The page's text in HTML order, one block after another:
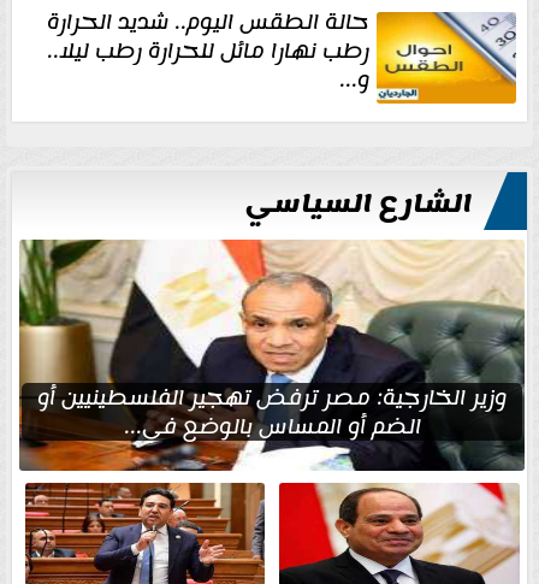
حالة الطقس اليوم.. شديد الحرارة
رطب نهارا مائل للحرارة رطب ليلا..
و...
الشارع السياسي
وزير الخارجية: مصر ترفض تهجير الفلسطينيين أو
الضم أو المساس بالوضع في...